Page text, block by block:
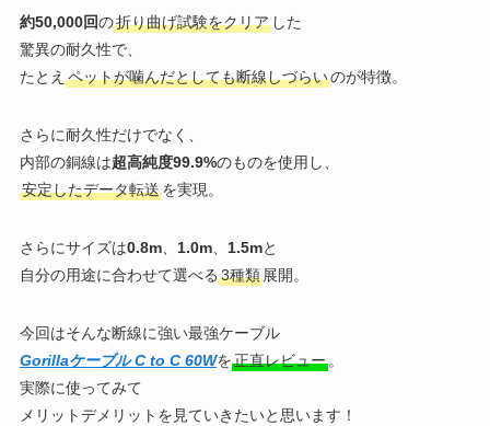
約50,000回の折り曲げ試験をクリアした
驚異の耐久性で、
たとえ ペットが噛んだとしても断線しづらいのが特徴。
さらに耐久性だけでなく、
内部の銅線は超高純度99.9%のものを使用し、
安定したデータ転送を実現。
さらにサイズは0.8m、 1.0m、 1.5mと
自分の用途に合わせて選べる 3種類展開。
今回はそんな断線に強い最強ケーブル
Gorillaケーブル C to C 60Wを正直レビュー。
実際に使ってみて
メリットデメリットを見ていきたいと思います！